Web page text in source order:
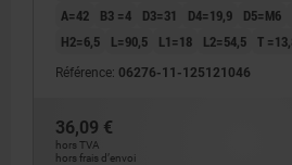
1) Position de l'alésage transversal
A=42
B3 =4 D3=31 D4=19,9 D5=M6
H2=6,5
L=90,5 L1=18 L2=54,5 T
Référence: 06276-11-125121046
36,09 €
hors TVA
hors frais d’envoi